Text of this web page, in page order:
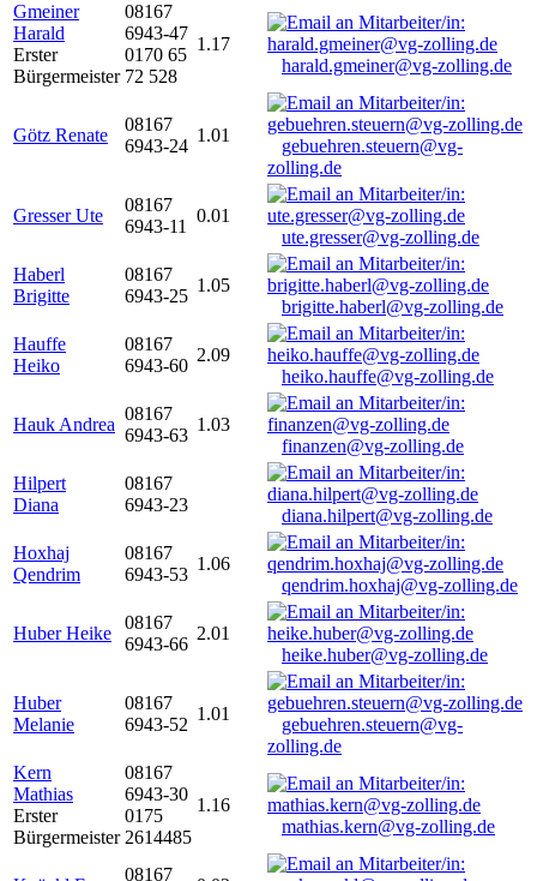
Gmeiner
Harald
Erster
Bürgermeister
08167
6943-47
0170 65
72 528
1.17
harald.gmeiner@vg-zolling.de
Götz Renate
08167
6943-24
1.01
gebuehren.steuern@vg-
zolling.de
Gresser Ute
08167
6943-11
0.01
ute.gresser@vg-zolling.de
Haberl
Brigitte
08167
6943-25
1.05
brigitte.haberl@vg-zolling.de
Hauffe
Heiko
08167
6943-60
2.09
heiko.hauffe@vg-zolling.de
Hauk Andrea
08167
6943-63
1.03
finanzen@vg-zolling.de
Hilpert
Diana
08167
6943-23
diana.hilpert@vg-zolling.de
Hoxhaj
Qendrim
08167
6943-53
1.06
qendrim.hoxhaj@vg-zolling.de
Huber Heike
08167
6943-66
2.01
heike.huber@vg-zolling.de
Huber
Melanie
08167
6943-52
1.01
gebuehren.steuern@vg-
zolling.de
Kern
Mathias
Erster
Bürgermeister
08167
6943-30
0175
2614485
1.16
mathias.kern@vg-zolling.de
08167